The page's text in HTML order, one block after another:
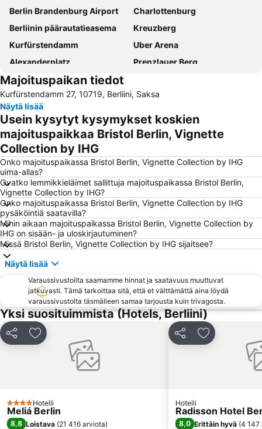
Berlin Brandenburg Airport
Charlottenburg
Berliinin päärautatieasema
Kreuzberg
Kurfürstendamm
Uber Arena
Alexanderplatz
Prenzlauer Berg
Charlottenburg-Wilmersdorf
Potsdamer Platz
Messe Berlin Messegelände
Friedrichshain
Brandenburgin portti
Spandau
Schöneberg
Berliinin eläintarha
Max-Schmeling-Halle
KaDeWe
Hauptbahnhof Metro Station
Checkpoint Charlie
Bahnhof Zoologischer Garten Tiergarten
Spandaun Vanhakaupunki
Alexanderplatz Metro Station
Neukölln
Berliinin eläintarha
ILA - International Aerospace Exhibition Berlin-Brandenburg
East Side Gallery
Friedrichstraße
Columbiahalle Berlin
Wittenbergplatz
Zentraler Omnibusbahnhof Berlin ZOB
Zoologischer Garten Metro Station
Bahnhof Hackescher Markt
S-Bahnhof Ostkreuz
Baumschulenweg
Legoland Discovery Centre Berlin
East-Side-Gallery
Steglitz
Waldbühne
Majoituspaikan tiedot
Kurfürstendamm 27, 10719, Berliini, Saksa
Näytä lisää
Usein kysytyt kysymykset koskien
majoituspaikkaa Bristol Berlin, Vignette
Collection by IHG
Onko majoituspaikassa Bristol Berlin, Vignette Collection by IHG
uima-allas?
Ovatko lemmikkieläimet sallittuja majoituspaikassa Bristol Berlin,
Vignette Collection by IHG?
Onko majoituspaikassa Bristol Berlin, Vignette Collection by IHG
pysäköintiä saatavilla?
Mihin aikaan majoituspaikassa Bristol Berlin, Vignette Collection by
IHG on sisään- ja uloskirjautuminen?
Missä Bristol Berlin, Vignette Collection by IHG sijaitsee?
Näytä lisää
Varaussivustoilta saamamme hinnat ja saatavuus muuttuvat
jatkuvasti. Tämä tarkoittaa sitä, että et välttämättä aina löydä
varaussivustolta täsmälleen samaa tarjousta kuin trivagosta.
Yksi suosituimmista (Hotels, Berliini)
Jaa Lisää suosikkeihin
4 Tähtiluokitus
Hotelli
Meliá Berlin
8,8 Loistava (21 416 arviota)
Jaa Lisää
Hotelli
Radisson Hotel
8,0 Erittäin hyvä (4 147